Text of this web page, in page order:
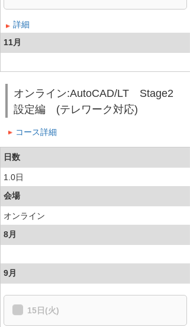
詳細
11月
オンライン:AutoCAD/LT Stage2
設定編 (テレワーク対応)
コース詳細
日数
1.0日
会場
オンライン
8月
9月
15日(火)